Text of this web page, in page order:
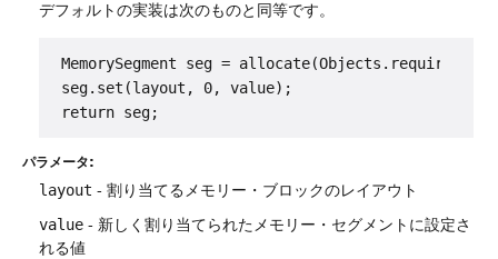
デフォルトの実装は次のものと同等です。
MemorySegment seg =
seg.set(layout, 0, value);
パラメータ:
layout - 割り当てるメモリー・ブロックのレイアウト
value - 新しく割り当てられたメモリー・セグメントに設定さ
れる値